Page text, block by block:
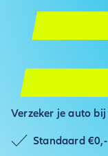
Verzeker je auto
Standaard